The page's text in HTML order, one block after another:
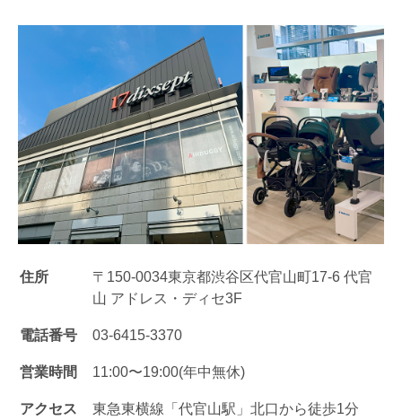
住所
〒150-0034東京都渋谷区代官山町17-6 代官
山 アドレス・ディセ3F
電話番号 03-6415-3370
営業時間 11:00〜19:00(年中無休)
アクセス 東急東横線「代官山駅」北口から徒歩1分